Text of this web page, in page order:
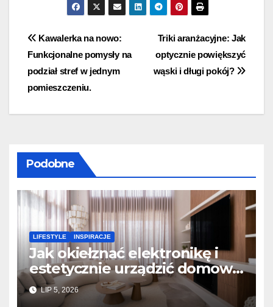
Nawigacja
wpisu
Triki aranżacyjne: Jak
optycznie powiększyć
wąski i długi pokój?
Kawalerka na nowo:
Funkcjonalne pomysły na
podział stref w jednym
pomieszczeniu.
Podobne
LIFESTYLE INSPIRACJE
Jak okiełznać elektronikę i
estetycznie urządzić domową
strefę rozrywki w salonie?
LIP 5, 2026